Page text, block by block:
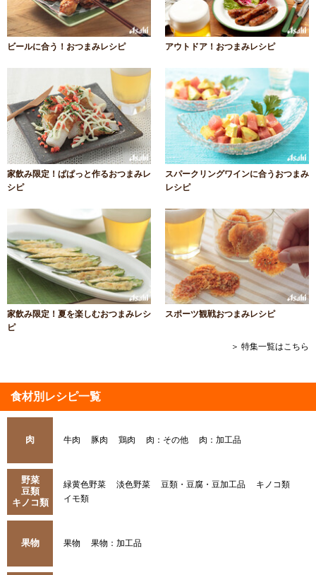
ビールに合う！おつまみレシピ アウトドア！おつまみレシピ
家飲み限定！ぱぱっと作るおつまみレ
シピ
スパークリングワインに合うおつまみ
レシピ
家飲み限定！夏を楽しむおつまみレシ
ピ
スポーツ観戦おつまみレシピ
＞ 特集一覧はこちら
食材別レシピ一覧
肉 牛肉 豚肉 鶏肉 肉：その他 肉：加工品
野菜
豆類
キノコ類
緑黄色野菜 淡色野菜 豆類・豆腐・豆加工品
キノコ類
イモ類
果物 果物 果物：加工品